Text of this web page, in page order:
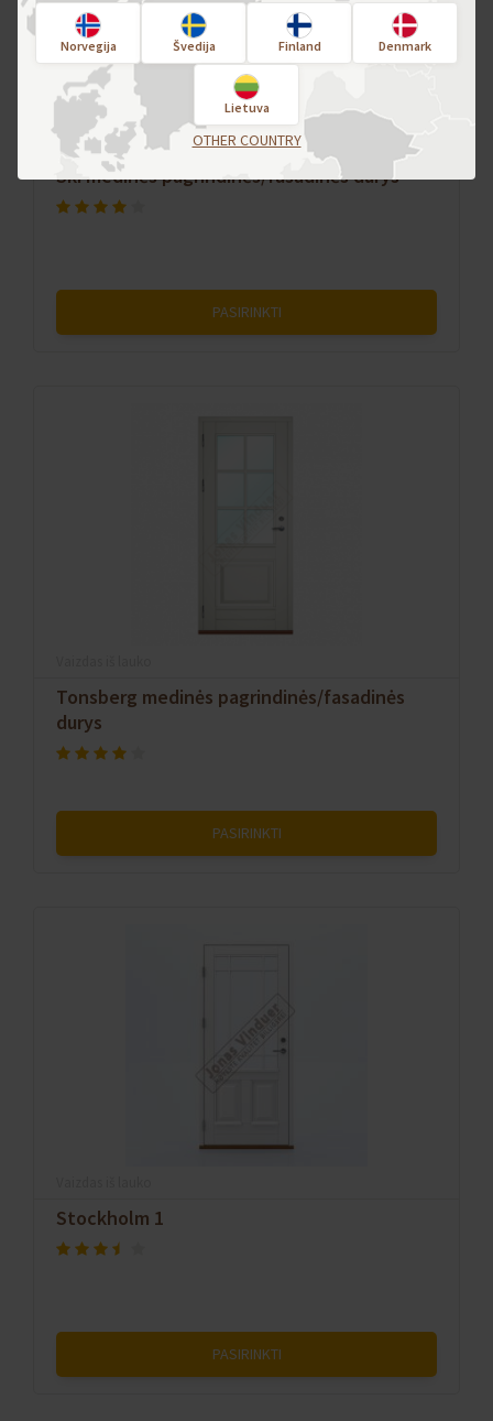
Vaizdas iš lauko
Ski medinės pagrindinės/fasadinės durys
PASIRINKTI
Tonsberg medinės pagrindinės/fasadinės
durys
PASIRINKTI
Stockholm 1
PASIRINKTI
Norvegija Švedija Finland Denmark
Lietuva
OTHER COUNTRY